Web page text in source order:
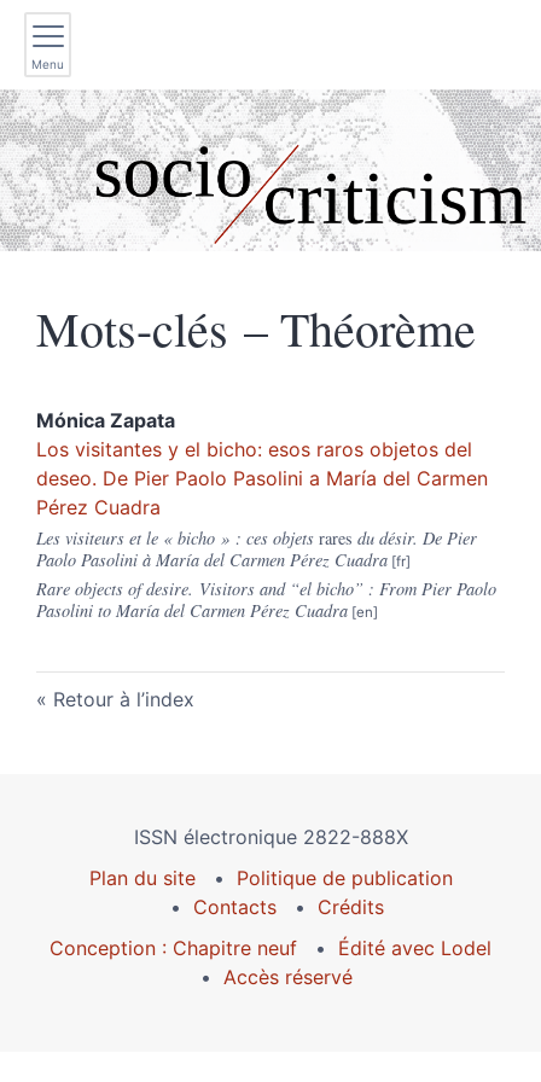
Menu
Mots-clés – Théorème
Mónica Zapata
Los visitantes y el bicho: esos raros objetos del
deseo. De Pier Paolo Pasolini a María del Carmen
Pérez Cuadra
Les visiteurs et le « bicho » : ces objets rares du désir. De Pier
Paolo Pasolini à María del Carmen Pérez Cuadra
Rare objects of desire. Visitors and “el bicho” : From Pier Paolo
Pasolini to María del Carmen Pérez Cuadra
Retour à l’index
ISSN électronique 2822-888X
Plan du site
Politique de publication
Contacts
Crédits
Conception : Chapitre neuf
Édité avec Lodel
Accès réservé